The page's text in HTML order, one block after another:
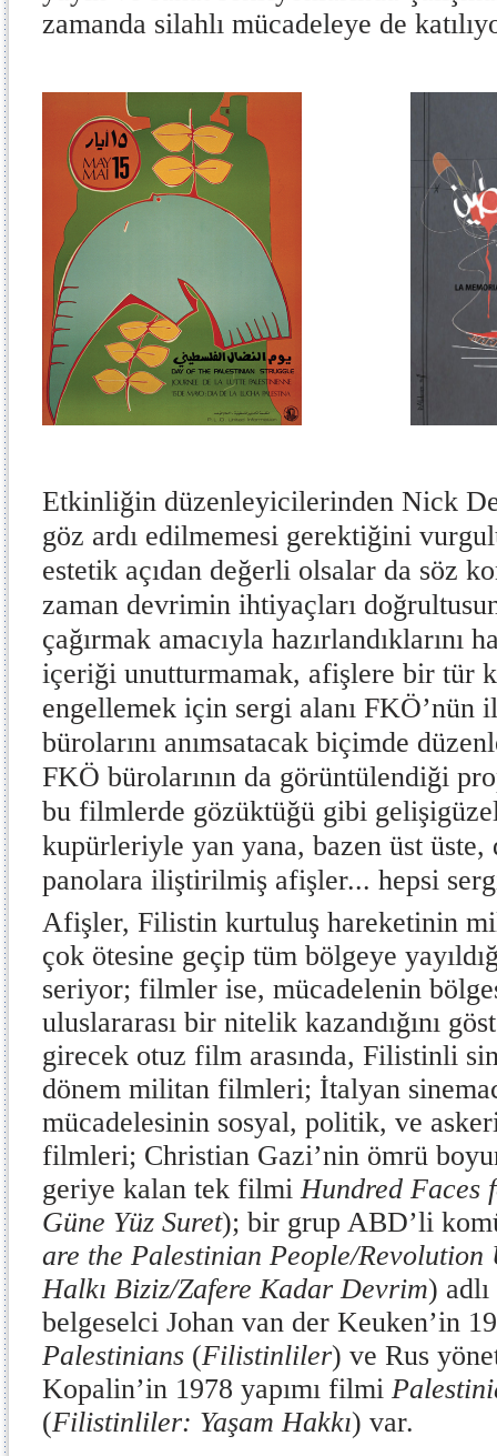
zamanda silahlı mücadeleye de
Etkinliğin düzenleyicilerinden Nick
göz ardı edilmemesi gerektiğini
estetik açıdan değerli olsalar da söz
zaman devrimin ihtiyaçları
çağırmak amacıyla hazırlandıklarını
içeriği unutturmamak, afişlere bir tür
engellemek için sergi alanı FKÖ’nün
bürolarını anımsatacak biçimde
FKÖ bürolarının da görüntülendiği
bu filmlerde gözüktüğü gibi
kupürleriyle yan yana, bazen üst üste,
panolara iliştirilmiş afişler... hepsi
Afişler, Filistin kurtuluş hareketinin
çok ötesine geçip tüm bölgeye
seriyor; filmler ise, mücadelenin
uluslararası bir nitelik kazandığını
girecek otuz film arasında, Filistinli
dönem militan filmleri; İtalyan
mücadelesinin sosyal, politik, ve
filmleri; Christian Gazi’nin ömrü
geriye kalan tek filmiHundred Faces
Güne Yüz Suret); bir grup ABD’li
are the Palestinian People/
Halkı Biziz/Zafere Kadar Devrim)
belgeselci Johan van der Keuken’in
Palestinians (Filistinliler) ve Rus
Kopalin’in 1978 yapımı filmi
(Filistinliler: Yaşam Hakkı) var.